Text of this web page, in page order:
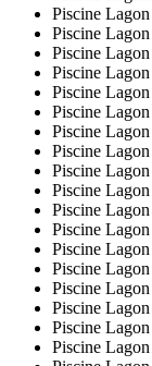
Piscine Lagon
Piscine
Piscine
Piscine
Piscine
Piscine Lagon
Piscine
Piscine
Piscine
Piscine
Piscine
Piscine
Piscine
Piscine
Piscine
Piscine
Piscine
Piscine